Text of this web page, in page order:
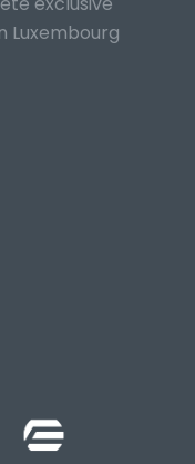
Luxembourg